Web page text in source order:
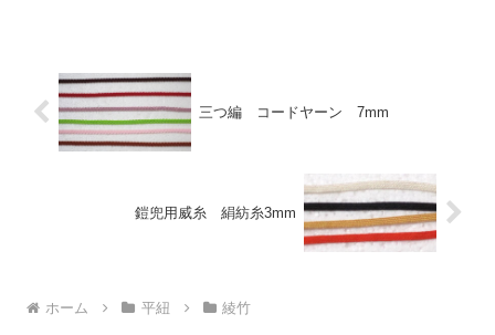
三つ編 コードヤーン 7mm
鎧兜用威糸 絹紡糸3mm
ホーム 平紐 綾竹